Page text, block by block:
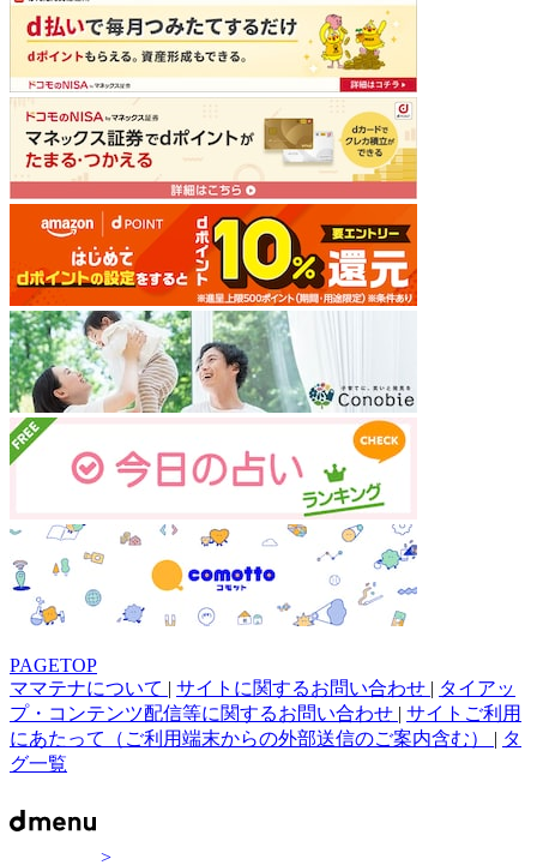
PAGETOP
ママテナについて | サイトに関するお問い合わせ | タイアッ
プ・コンテンツ配信等に関するお問い合わせ | サイトご利用
にあたって（ご利用端末からの外部送信のご案内含む） | タ
グ一覧
>